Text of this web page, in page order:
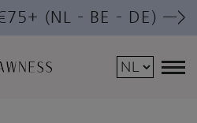
(NL – BE – DE) —>